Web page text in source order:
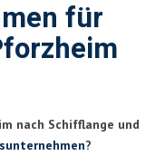
für
nach Schifflange und
?